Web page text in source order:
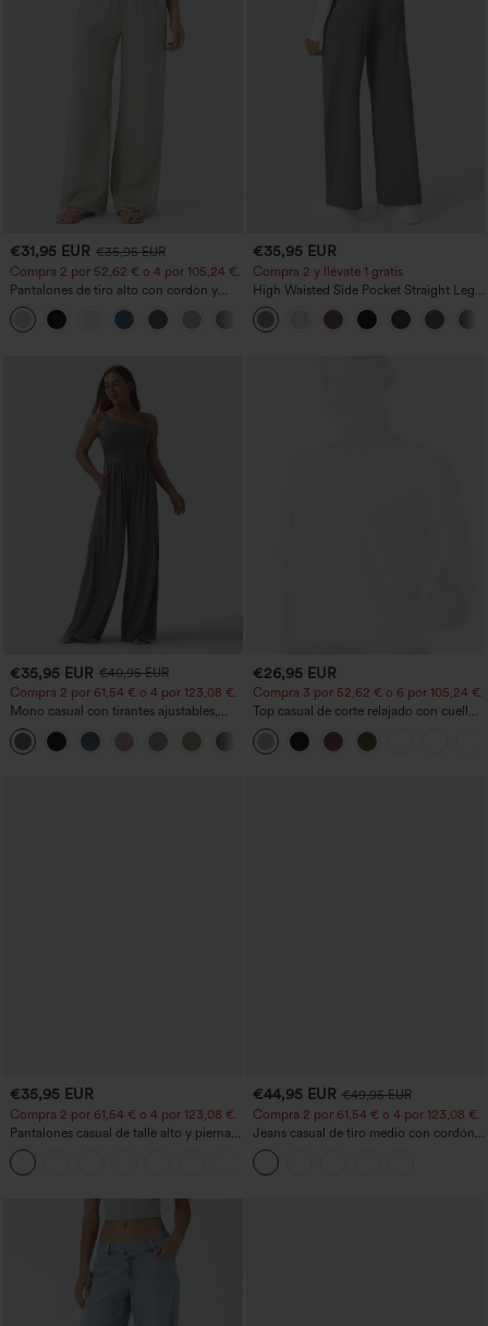
€31,95 EUR €35,95 EUR
Compra 2 por 52,62 € o 4 por 105,24 €.
Pantalones de tiro alto con cordón y
bolsillos, pernera ancha, holgados y de
estilo casual con tacto de lino.
+15
€35,95 EUR
Compra 2 y llévate 1 gratis
High Waisted Side Pocket Straight Leg
Work Pants
€35,95 EUR €40,95 EUR
Compra 2 por 61,54 € o 4 por 123,08 €.
Mono casual con tirantes ajustables,
fruncidos, pierna ancha, tejido jaspeado
y bolsillos - Easy Peezy
+10
€26,95 EUR
Compra 3 por 52,62 € o 6 por 105,24 €.
Top casual de corte relajado con cuello
redondo y mangas murciélago.
€35,95 EUR
Compra 2 por 61,54 € o 4 por 123,08 €.
Pantalones casual de talle alto y pierna
recta con tacto de lino y bolsillos
€44,95 EUR €49,95 EUR
Compra 2 por 61,54 € o 4 por 123,08 €.
Jeans casual de tiro medio con cordón y
bolsillos